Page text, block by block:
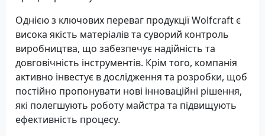
Однією з ключових переваг продукції Wolfcraft є
висока якість матеріалів та суворий контроль
виробництва, що забезпечує надійність та
довговічність інструментів. Крім того, компанія
активно інвестує в дослідження та розробки, щоб
постійно пропонувати нові інноваційні рішення,
які полегшують роботу майстра та підвищують
ефективність процесу.